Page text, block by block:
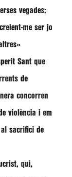
vegades:
me ser jo
Sant que
de
concorren
violència i em
sacrifici de
qui,